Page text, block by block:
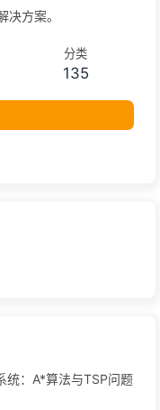
方案。
分类
135
：A*算法与TSP问题